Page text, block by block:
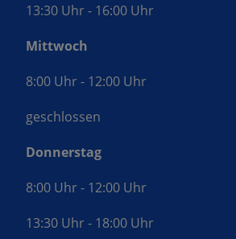
13:30 Uhr - 16:00 Uhr
Mittwoch
8:00 Uhr - 12:00 Uhr
geschlossen
Donnerstag
8:00 Uhr - 12:00 Uhr
13:30 Uhr - 18:00 Uhr